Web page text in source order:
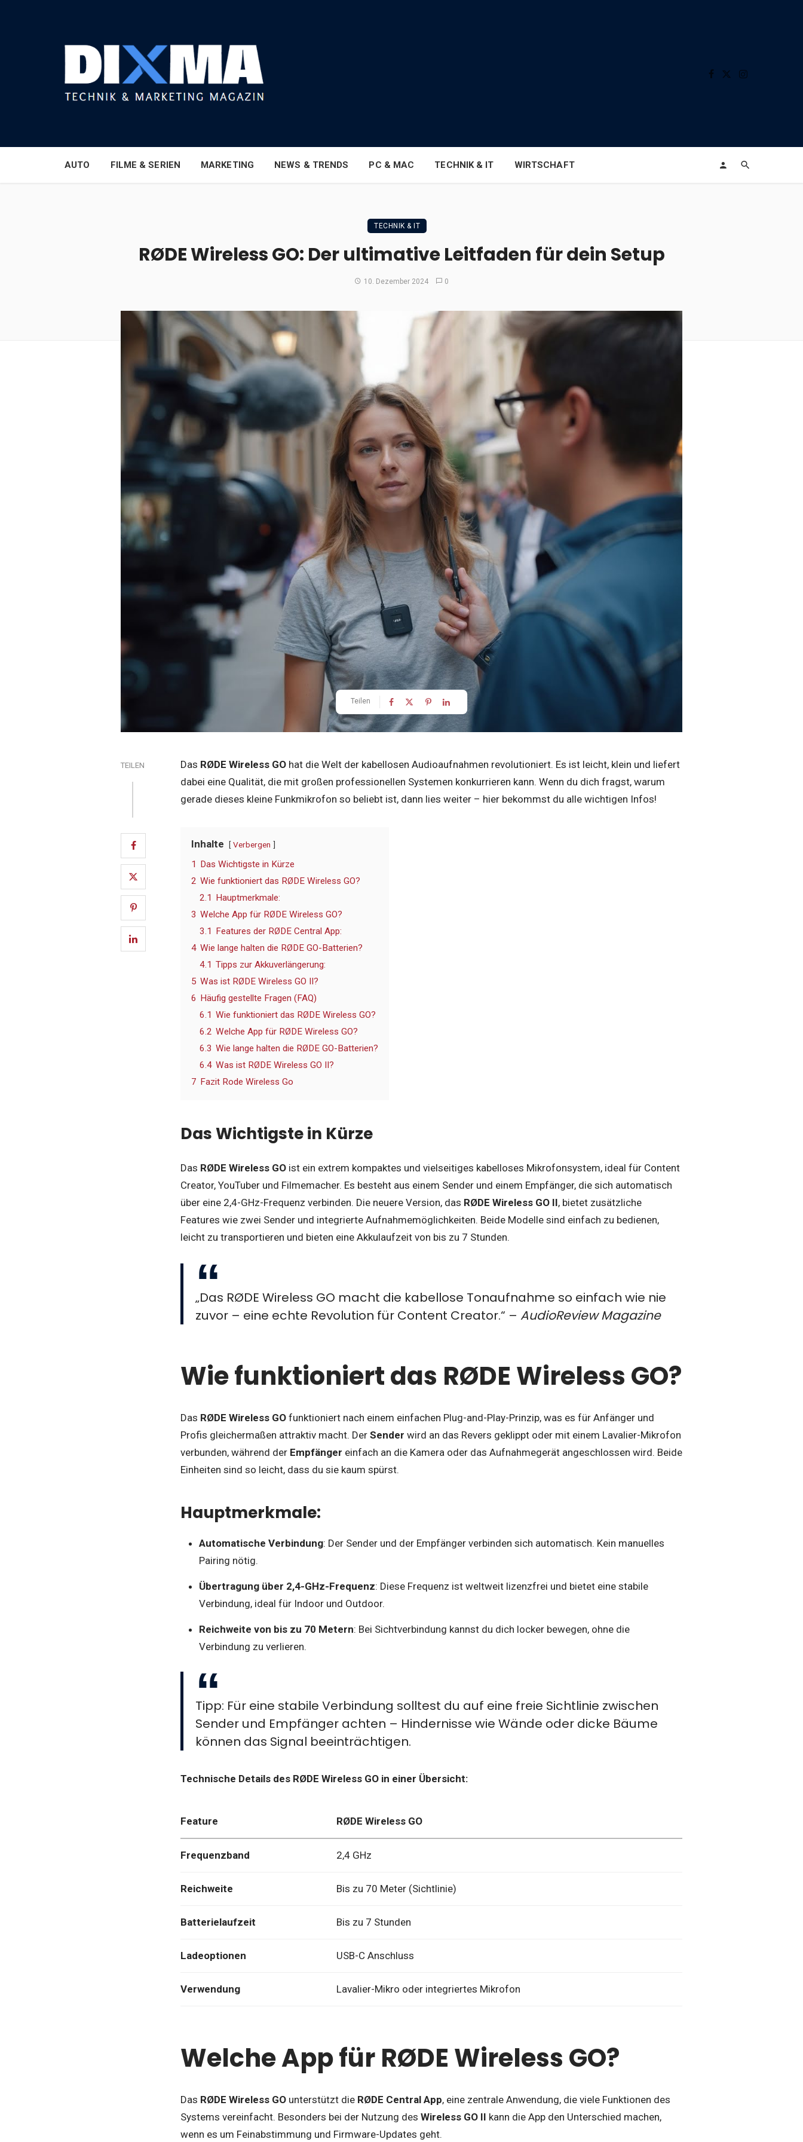
AUTO FILME & SERIEN MARKETING NEWS & TRENDS PC & MAC TECHNIK & IT WIRTSCHAFT
TECHNIK & IT
RØDE Wireless GO: Der ultimative Leitfaden für dein Setup
10. Dezember 2024 0
Teilen
TEILEN Das RØDE Wireless GO hat die Welt der kabellosen Audioaufnahmen revolutioniert. Es ist leicht, klein und liefert
dabei eine Qualität, die mit großen professionellen Systemen konkurrieren kann. Wenn du dich fragst, warum
gerade dieses kleine Funkmikrofon so beliebt ist, dann lies weiter – hier bekommst du alle wichtigen Infos!
Inhalte Verbergen
1 Das Wichtigste in Kürze
2 Wie funktioniert das RØDE Wireless GO?
2.1 Hauptmerkmale:
3 Welche App für RØDE Wireless GO?
3.1 Features der RØDE Central App:
4 Wie lange halten die RØDE GO-Batterien?
4.1 Tipps zur Akkuverlängerung:
5 Was ist RØDE Wireless GO II?
6 Häufig gestellte Fragen (FAQ)
6.1 Wie funktioniert das RØDE Wireless GO?
6.2 Welche App für RØDE Wireless GO?
6.3 Wie lange halten die RØDE GO-Batterien?
6.4 Was ist RØDE Wireless GO II?
7 Fazit Rode Wireless Go
Das Wichtigste in Kürze
Das RØDE Wireless GO ist ein extrem kompaktes und vielseitiges kabelloses Mikrofonsystem, ideal für Content
Creator, YouTuber und Filmemacher. Es besteht aus einem Sender und einem Empfänger, die sich automatisch
über eine 2,4-GHz-Frequenz verbinden. Die neuere Version, das RØDE Wireless GO II, bietet zusätzliche
Features wie zwei Sender und integrierte Aufnahmemöglichkeiten. Beide Modelle sind einfach zu bedienen,
leicht zu transportieren und bieten eine Akkulaufzeit von bis zu 7 Stunden.
„Das RØDE Wireless GO macht die kabellose Tonaufnahme so einfach wie nie
zuvor – eine echte Revolution für Content Creator.“ – AudioReview Magazine
Wie funktioniert das RØDE Wireless GO?
Das RØDE Wireless GO funktioniert nach einem einfachen Plug-and-Play-Prinzip, was es für Anfänger und
Profis gleichermaßen attraktiv macht. Der Sender wird an das Revers geklippt oder mit einem Lavalier-Mikrofon
verbunden, während der Empfänger einfach an die Kamera oder das Aufnahmegerät angeschlossen wird. Beide
Einheiten sind so leicht, dass du sie kaum spürst.
Hauptmerkmale:
Automatische Verbindung: Der Sender und der Empfänger verbinden sich automatisch. Kein manuelles
Pairing nötig.
Übertragung über 2,4-GHz-Frequenz: Diese Frequenz ist weltweit lizenzfrei und bietet eine stabile
Verbindung, ideal für Indoor und Outdoor.
Reichweite von bis zu 70 Metern: Bei Sichtverbindung kannst du dich locker bewegen, ohne die
Verbindung zu verlieren.
Tipp: Für eine stabile Verbindung solltest du auf eine freie Sichtlinie zwischen
Sender und Empfänger achten – Hindernisse wie Wände oder dicke Bäume
können das Signal beeinträchtigen.
Technische Details des RØDE Wireless GO in einer Übersicht:
Feature RØDE Wireless GO
Frequenzband 2,4 GHz
Reichweite Bis zu 70 Meter (Sichtlinie)
Batterielaufzeit Bis zu 7 Stunden
Ladeoptionen USB-C Anschluss
Verwendung Lavalier-Mikro oder integriertes Mikrofon
Welche App für RØDE Wireless GO?
Das RØDE Wireless GO unterstützt die RØDE Central App, eine zentrale Anwendung, die viele Funktionen des
Systems vereinfacht. Besonders bei der Nutzung des Wireless GO II kann die App den Unterschied machen,
wenn es um Feinabstimmung und Firmware-Updates geht.